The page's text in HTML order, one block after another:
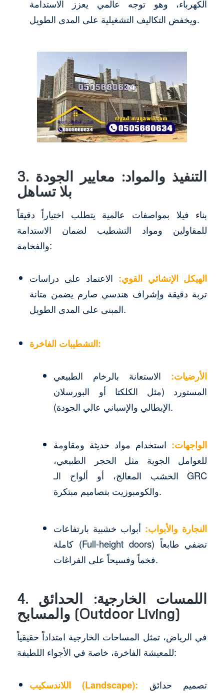
الكهرباء، وهو توجه عالمي يعزز الاستدامة
ويخفض التكاليف التشغيلية على المدى الطويل.
3. التنفيذ والمواد: معايير الجودة
بلا تساهل
بناء فيلا بمواصفات عالمية يتطلب اختياراً دقيقاً
للمقاولين ومواد التشطيب لضمان الاستدامة
والفخامة:
الهيكل الإنشائي القوي: الاعتماد على دراسات
تربة دقيقة وإشراف هندسي صارم يضمن متانة
المبنى على المدى الطويل.
التشطيبات الفاخرة:
الأرضيات: الاستعانة بالرخام الطبيعي
المستورد (مثل الكلكتا أو البورسلان
الإيطالي والإسباني عالي الجودة).
الواجهات: استخدام مواد حديثة ومقاومة
للعوامل الجوية مثل الحجر الطبيعي،
الخشب المعالج، أو ألواح الـ GRC
والكومبوزيت بتصاميم مبتكرة.
النجارة والأبواب: أبواب خشبية بارتفاعات
كاملة (Full-height doors) تضفي طابعاً
فخماً وفسيحاً على الفراغات.
4. اللمسات الخارجية: الحدائق
والمسابح (Outdoor Living)
في الرياض، تمثل المساحات الخارجية امتداداً حقيقياً
للمعيشة الفاخرة، خاصة في الأجواء اللطيفة:
اللاندسكيب (Landscape):